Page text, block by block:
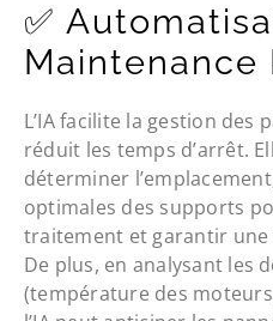
✅
Maintenance
L’IA facilite la gestion des
réduit les temps d’arrêt.
déterminer
optimales des supports
traitement et garantir une
De plus, en analysant les
(température des